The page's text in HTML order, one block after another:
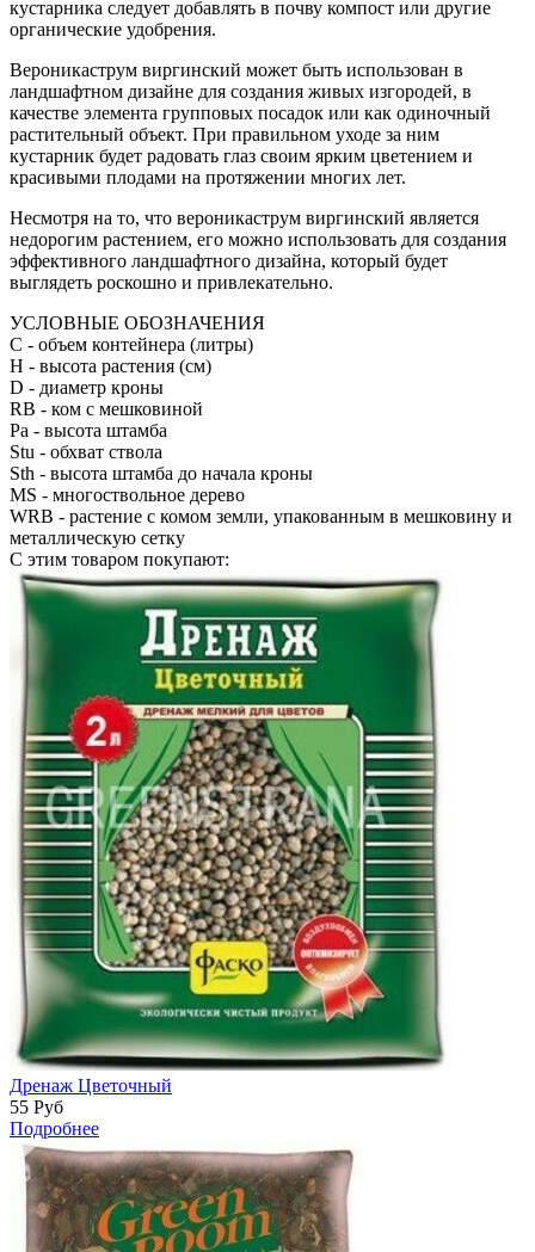
кустарника следует добавлять в почву компост или другие
органические удобрения.
Вероникаструм виргинский может быть использован в
ландшафтном дизайне для создания живых изгородей, в
качестве элемента групповых посадок или как одиночный
растительный объект. При правильном уходе за ним
кустарник будет радовать глаз своим ярким цветением и
красивыми плодами на протяжении многих лет.
Несмотря на то, что вероникаструм виргинский является
недорогим растением, его можно использовать для создания
эффективного ландшафтного дизайна, который будет
выглядеть роскошно и привлекательно.
УСЛОВНЫЕ ОБОЗНАЧЕНИЯ
С - объем контейнера (литры)
H - высота растения (см)
D - диаметр кроны
RB - ком с мешковиной
Pa - высота штамба
Stu - обхват ствола
Sth - высота штамба до начала кроны
MS - многоствольное дерево
WRB - растение с комом земли, упакованным в мешковину и
металлическую сетку
С этим товаром покупают:
Дренаж Цветочный
55 Руб
Подробнее